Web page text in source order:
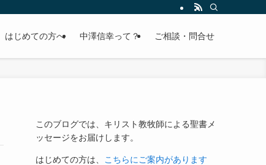
はじめての方へ 中澤信幸って？ ご相談・問合せ
このブログでは、キリスト教牧師による聖書メ
ッセージをお届けします。
はじめての方は、 こちらにご案内があります